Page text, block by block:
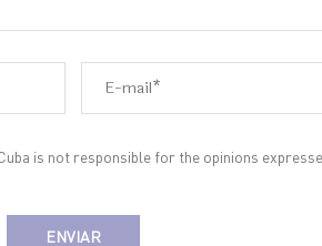
is not responsible for the opinions